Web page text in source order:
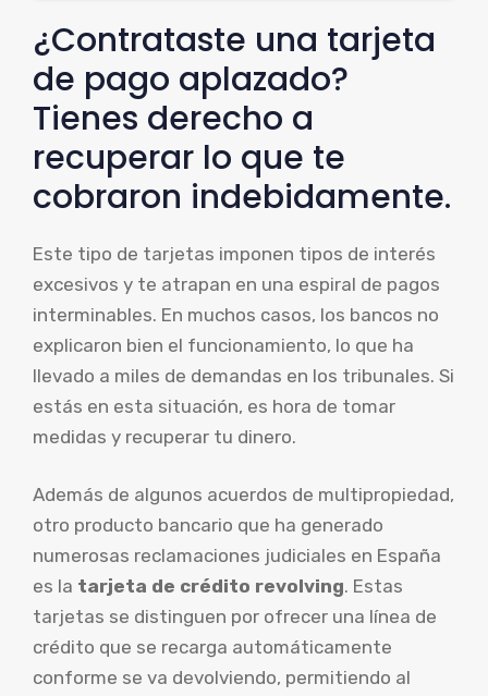
¿Contrataste una tarjeta
de pago aplazado?
Tienes derecho a
recuperar lo que te
cobraron indebidamente.
Este tipo de tarjetas imponen tipos de interés
excesivos y te atrapan en una espiral de pagos
interminables. En muchos casos, los bancos no
explicaron bien el funcionamiento, lo que ha
llevado a miles de demandas en los tribunales. Si
estás en esta situación, es hora de tomar
medidas y recuperar tu dinero.
Además de algunos acuerdos de multipropiedad,
otro producto bancario que ha generado
numerosas reclamaciones judiciales en España
es la tarjeta de crédito revolving. Estas
tarjetas se distinguen por ofrecer una línea de
crédito que se recarga automáticamente
conforme se va devolviendo, permitiendo al